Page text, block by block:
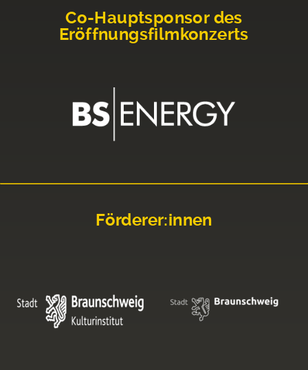
Co-Hauptsponsor des
Eröffnungsfilmkonzerts
Förderer:innen